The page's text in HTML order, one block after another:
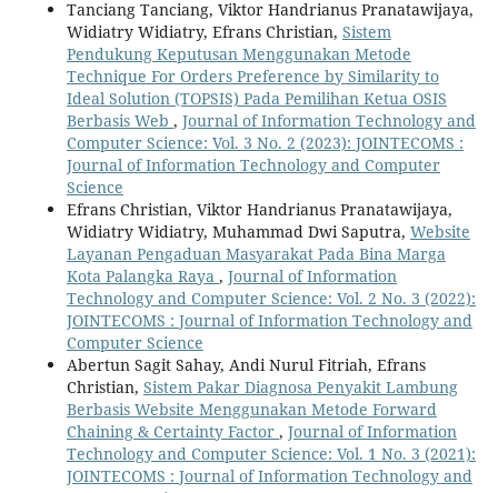
Tanciang Tanciang, Viktor Handrianus Pranatawijaya,
Widiatry Widiatry, Efrans Christian, Sistem
Pendukung Keputusan Menggunakan Metode
Technique For Orders Preference by Similarity to
Ideal Solution (TOPSIS) Pada Pemilihan Ketua OSIS
Berbasis Web , Journal of Information Technology and
Computer Science: Vol. 3 No. 2 (2023): JOINTECOMS :
Journal of Information Technology and Computer
Science
Efrans Christian, Viktor Handrianus Pranatawijaya,
Widiatry Widiatry, Muhammad Dwi Saputra, Website
Layanan Pengaduan Masyarakat Pada Bina Marga
Kota Palangka Raya , Journal of Information
Technology and Computer Science: Vol. 2 No. 3 (2022):
JOINTECOMS : Journal of Information Technology and
Computer Science
Abertun Sagit Sahay, Andi Nurul Fitriah, Efrans
Christian, Sistem Pakar Diagnosa Penyakit Lambung
Berbasis Website Menggunakan Metode Forward
Chaining & Certainty Factor , Journal of Information
Technology and Computer Science: Vol. 1 No. 3 (2021):
JOINTECOMS : Journal of Information Technology and